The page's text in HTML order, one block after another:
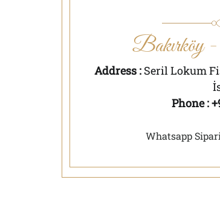
Bakırköy -
Address : Seril Lokum
Phone :
Whatsapp